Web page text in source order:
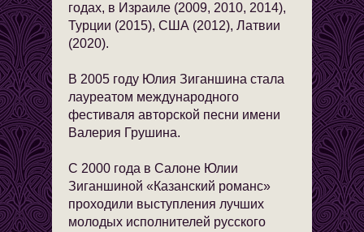
годах, в Израиле (2009, 2010, 2014),
Турции (2015), США (2012), Латвии
(2020).
В 2005 году Юлия Зиганшина стала
лауреатом международного
фестиваля авторской песни имени
Валерия Грушина.
С 2000 года в Салоне Юлии
Зиганшиной «Казанский романс»
проходили выступления лучших
молодых исполнителей русского